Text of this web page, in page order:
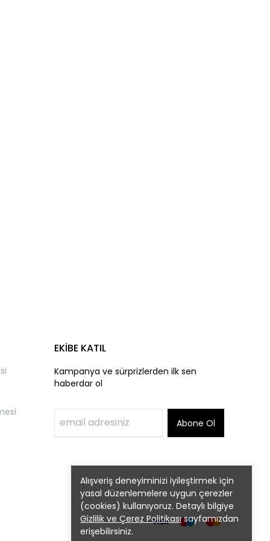
Alışveriş deneyiminizi iyileştirmek için
yasal düzenlemelere uygun çerezler
(cookies) kullanıyoruz. Detaylı bilgiye
Gizlilik ve Çerez Politikasısayfamızdan
erişebilirsiniz.
EKİBE KATIL
Kampanya ve sürprizlerden ilk sen
haberdar ol
Abone Ol